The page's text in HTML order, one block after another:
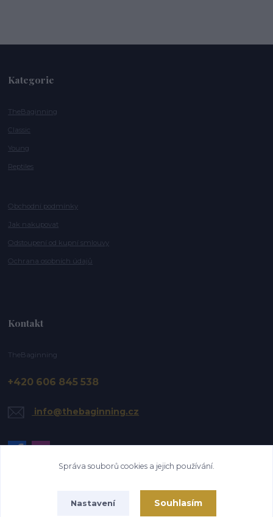
Kategorie
TheBaginning
Classic
Young
Reptiles
Obchodní podmínky
Jak nakupovat
Odstoupení od kupní smlouvy
Ochrana osobních údajů
Kontakt
TheBaginning
+420 606 845 538
info@thebaginning.cz
Upravit sběr cookies.
Správa souborů cookies a jejich používání.
Nastavení Souhlasím